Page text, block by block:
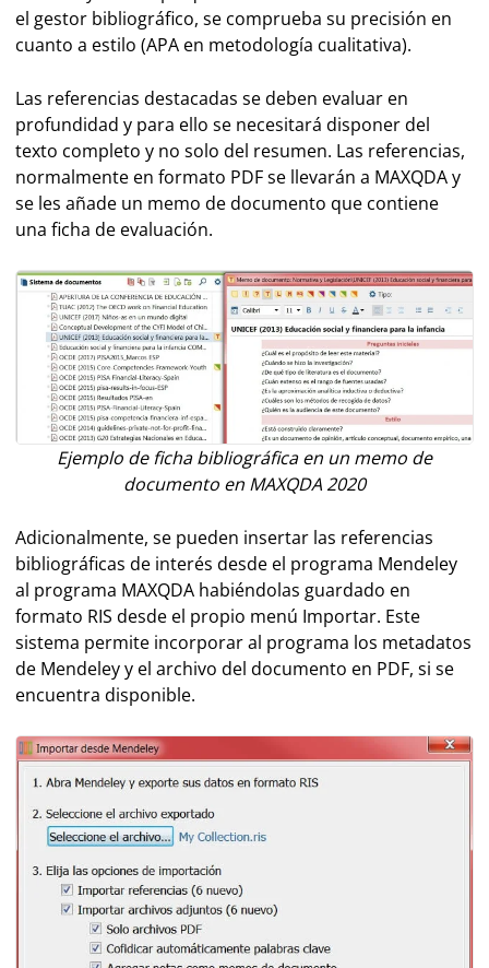
el gestor bibliográfico, se comprueba su precisión en
cuanto a estilo (APA en metodología cualitativa).
Las referencias destacadas se deben evaluar en
profundidad y para ello se necesitará disponer del
texto completo y no solo del resumen. Las referencias,
normalmente en formato PDF se llevarán a MAXQDA y
se les añade un memo de documento que contiene
una ficha de evaluación.
Ejemplo de ficha bibliográfica en un memo de
documento en MAXQDA 2020
Adicionalmente, se pueden insertar las referencias
bibliográficas de interés desde el programa Mendeley
al programa MAXQDA habiéndolas guardado en
formato RIS desde el propio menú Importar. Este
sistema permite incorporar al programa los metadatos
de Mendeley y el archivo del documento en PDF, si se
encuentra disponible.